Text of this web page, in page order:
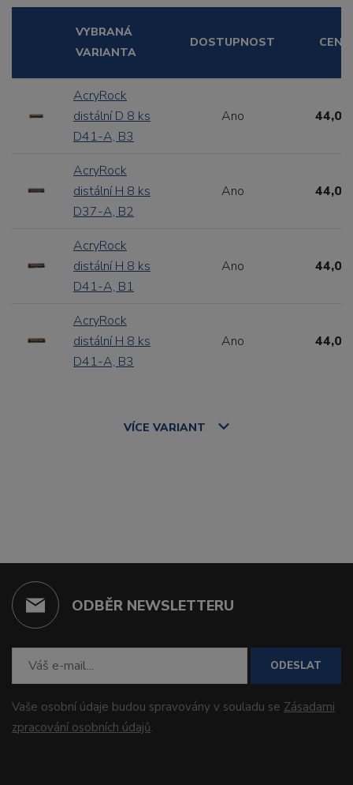
VYBRANÁ
VARIANTA
DOSTUPNOST CENA
AcryRock
distální D 8 ks
D41-A, B3
Ano 44,00
AcryRock
distální H 8 ks
D37-A, B2
Ano 44,00
AcryRock
distální H 8 ks
D41-A, B1
Ano 44,00
AcryRock
distální H 8 ks
D41-A, B3
Ano 44,00
VÍCE VARIANT
ODBĚR NEWSLETTERU
ODESLAT
Vaše osobní údaje budou spravovány v souladu se Zásadami
zpracování osobních údajů.